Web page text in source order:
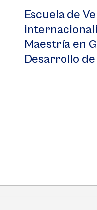
Escuela de
Maestría en
Desarrollo